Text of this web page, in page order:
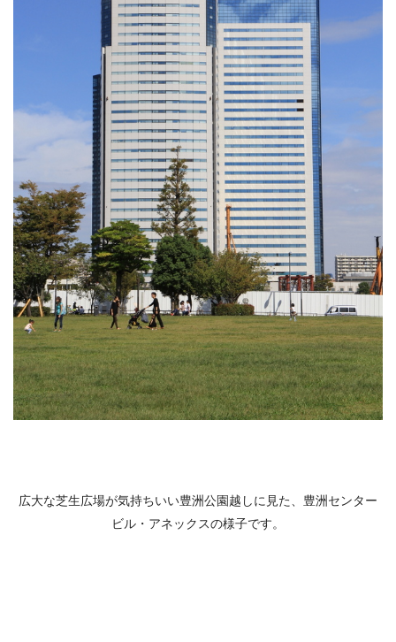
広大な芝生広場が気持ちいい豊洲公園越しに見た、豊洲センター
ビル・アネックスの様子です。